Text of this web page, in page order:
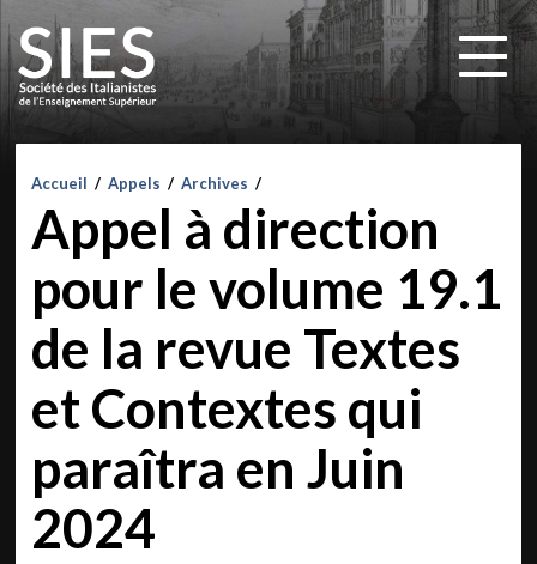
Accueil / Appels / Archives /
Appel à direction
pour le volume 19.1
de la revue Textes
et Contextes qui
paraîtra en Juin
2024